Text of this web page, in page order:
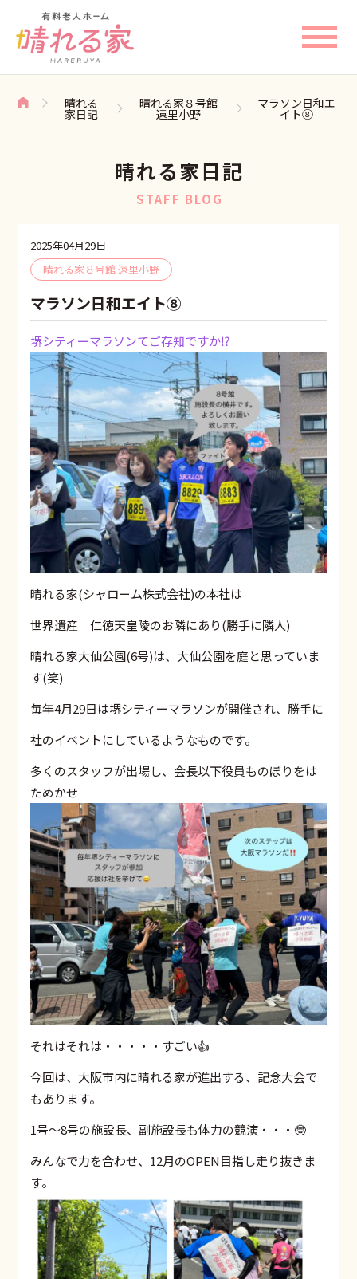
晴れる
家日記
晴れる家８号館
遠里小野
マラソン日和エ
イト⑧
晴れる家日記
STAFF BLOG
2025年04月29日
晴れる家８号館 遠里小野
マラソン日和エイト⑧
堺シティーマラソンてご存知ですか⁉️
晴れる家(シャローム株式会社)の本社は
世界遺産 仁徳天皇陵のお隣にあり(勝手に隣人)
晴れる家大仙公園(6号)は、大仙公園を庭と思っていま
す(笑)
毎年4月29日は堺シティーマラソンが開催され、勝手に
社のイベントにしているようなものです。
多くのスタッフが出場し、会長以下役員ものぼりをは
ためかせ
それはそれは・・・・・すごい👍
今回は、大阪市内に晴れる家が進出する、記念大会で
もあります。
1号〜8号の施設長、副施設長も体力の競演・・・🤓
みんなで力を合わせ、12月のOPEN目指し走り抜きま
す。